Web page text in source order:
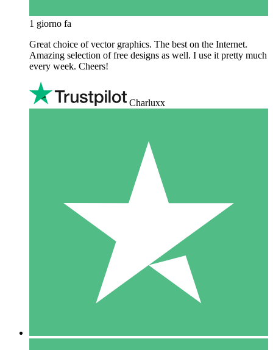
1 giorno fa
Great choice of vector graphics. The best on the Internet.
Amazing selection of free designs as well. I use it pretty much
every week. Cheers!
Charluxx